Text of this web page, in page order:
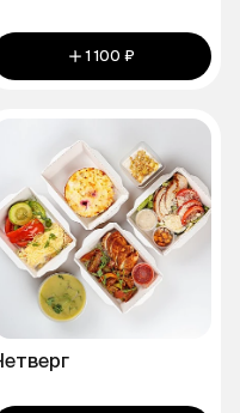
1 100 ₽